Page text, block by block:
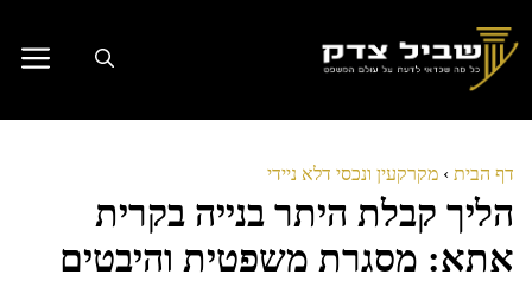
לתוכן
דף הבית › מקרקעין ונכסי דלא ניידי
הליך קבלת היתר בנייה בקרית
אתא: מסגרת משפטית והיבטים